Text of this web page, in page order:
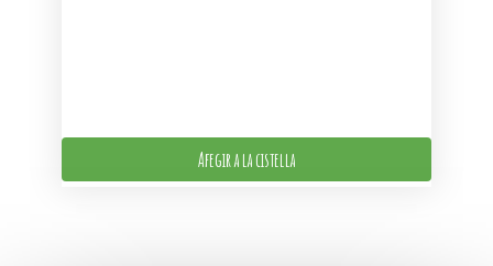
Afegir a la cistella